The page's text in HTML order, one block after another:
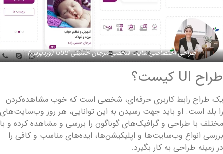
طراحی اختصاصی سایت شخصی مرجان حسینی کانادا (وردپرس)
طراح UI کیست؟
یک طراح رابط کاربری حرفه‌ای، شخصی است که خوب مشاهده‌کردن
را بلد است. او باید جهت رسیدن به این توانایی، هر روز وب‌سایت‌های
مختلف با طراحی و گرافیک‌های گوناگون را بررسی و مشاهده کرده و با
بررسی انواع وب‌سایت‌ها و اپلیکیشن‌ها، ایده‌های مناسب و کافی را
در زمینه طراحی به کار بگیرد.